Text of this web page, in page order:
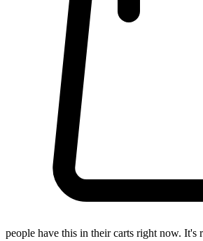
people have this in their carts right now. It's